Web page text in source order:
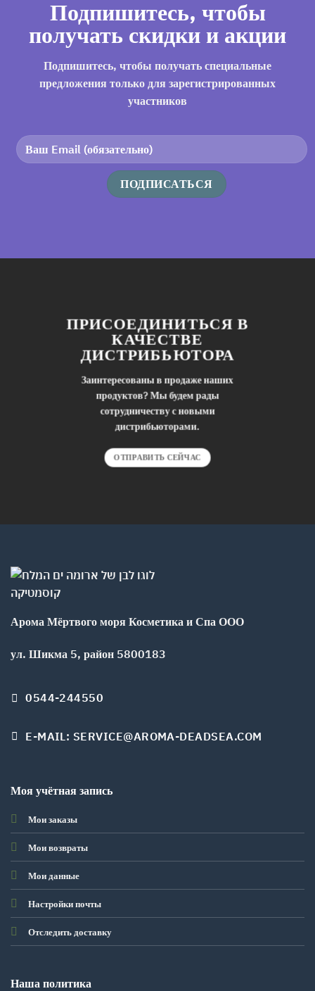
Подпишитесь, чтобы
получать скидки и акции
Подпишитесь, чтобы получать специальные
предложения только для зарегистрированных
участников
ПРИСОЕДИНИТЬСЯ В
КАЧЕСТВЕ
ДИСТРИБЬЮТОРА
Заинтересованы в продаже наших
продуктов? Мы будем рады
сотрудничеству с новыми
дистрибьюторами.
ОТПРАВИТЬ СЕЙЧАС
Арома Мёртвого моря Косметика и Спа ООО
ул. Шикма 5, район 5800183
0544-244550
E-MAIL: SERVICE@AROMA-DEADSEA.COM
Моя учётная запись
Мои заказы
Мои возвраты
Мои данные
Настройки почты
Отследить доставку
Наша политика